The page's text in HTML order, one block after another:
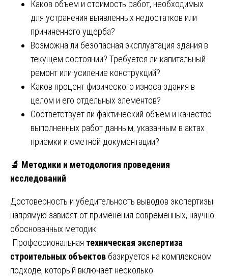
Каков объем и стоимость работ, необходимых
для устранения выявленных недостатков или
причиненного ущерба?
Возможна ли безопасная эксплуатация здания в
текущем состоянии? Требуется ли капитальный
ремонт или усиление конструкций?
Каков процент физического износа здания в
целом и его отдельных элементов?
Соответствует ли фактический объем и качество
выполненных работ данным, указанным в актах
приемки и сметной документации?
🔬 Методики и методология проведения
исследований
Достоверность и убедительность выводов экспертизы
напрямую зависят от применения современных, научно
обоснованных методик.
Профессиональная техническая экспертиза
строительных объектов базируется на комплексном
подходе, который включает несколько